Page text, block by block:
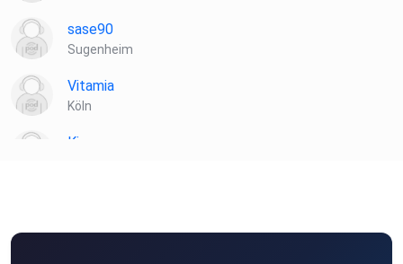
sase90
Sugenheim
Vitamia
Köln
Kiannn